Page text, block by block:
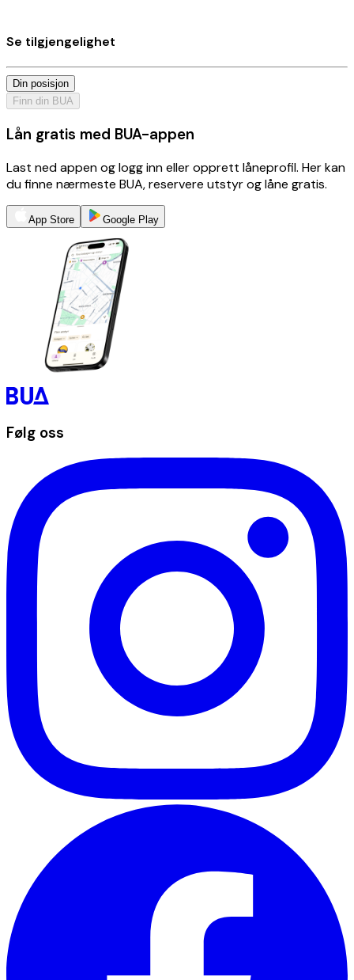
Se tilgjengelighet
Din posisjon
Finn din BUA
Lån gratis med BUA-appen
Last ned appen og logg inn eller opprett låneprofil. Her kan
du finne nærmeste BUA, reservere utstyr og låne gratis.
App Store Google Play
Følg oss